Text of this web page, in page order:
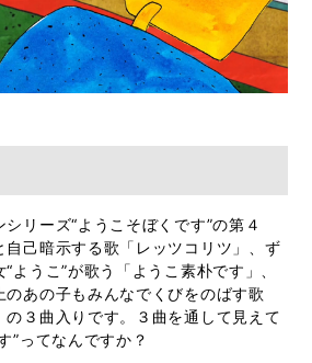
リーズ“ようこそぼくです”の第４
自己暗示する歌「レッツコリツ」、ず
ようこ”が歌う「ようこ素朴です」、
のあの子もみんなでくびをのばす歌
の３曲入りです。３曲を通して見えて
”ってなんですか？